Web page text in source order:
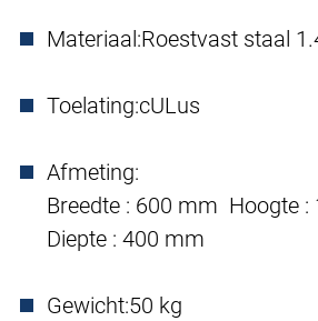
Materiaal:Roestvast staal
Toelating:cULus
Afmeting:
Breedte : 600 mm Hoogte :
Diepte : 400 mm
Gewicht:50 kg